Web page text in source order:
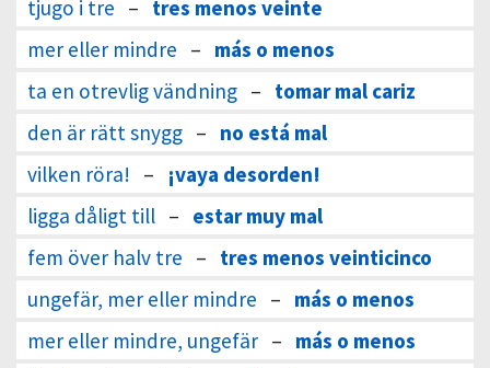
tjugo i tre – tres menos veinte
mer eller mindre – más o menos
ta en otrevlig vändning – tomar mal cariz
den är rätt snygg – no está mal
vilken röra! –
¡vaya desorden!
ligga dåligt till – estar muy mal
fem över halv tre – tres menos veinticinco
ungefär, mer eller mindre – más o menos
mer eller mindre, ungefär – más o menos